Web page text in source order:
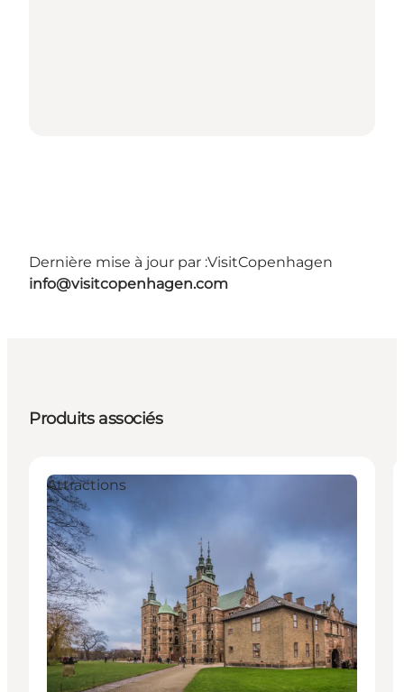
Dernière mise à jour par :VisitCopenhagen
info@visitcopenhagen.com
Produits associés
Attractions